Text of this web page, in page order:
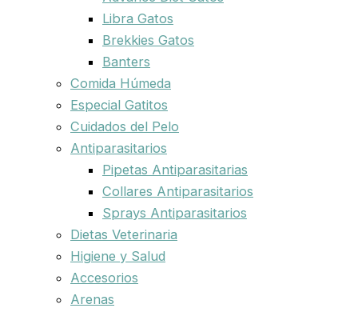
Libra Gatos
Brekkies Gatos
Banters
Comida Húmeda
Especial Gatitos
Cuidados del Pelo
Antiparasitarios
Pipetas Antiparasitarias
Collares Antiparasitarios
Sprays Antiparasitarios
Dietas Veterinaria
Higiene y Salud
Accesorios
Arenas